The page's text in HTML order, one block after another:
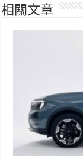
相關文章